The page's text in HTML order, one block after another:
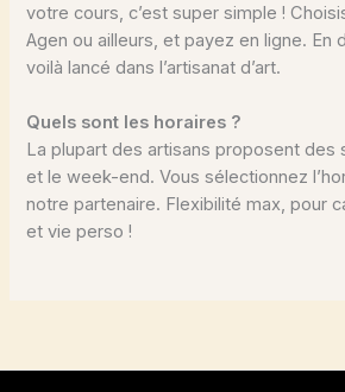
votre cours, c’est super simple !
Agen ou ailleurs, et payez en ligne. En
voilà lancé dans l’artisanat d’art.
Quels sont les horaires ?
La plupart des artisans proposent des
et le week-end. Vous sélectionnez
notre partenaire. Flexibilité max, pour
et vie perso !